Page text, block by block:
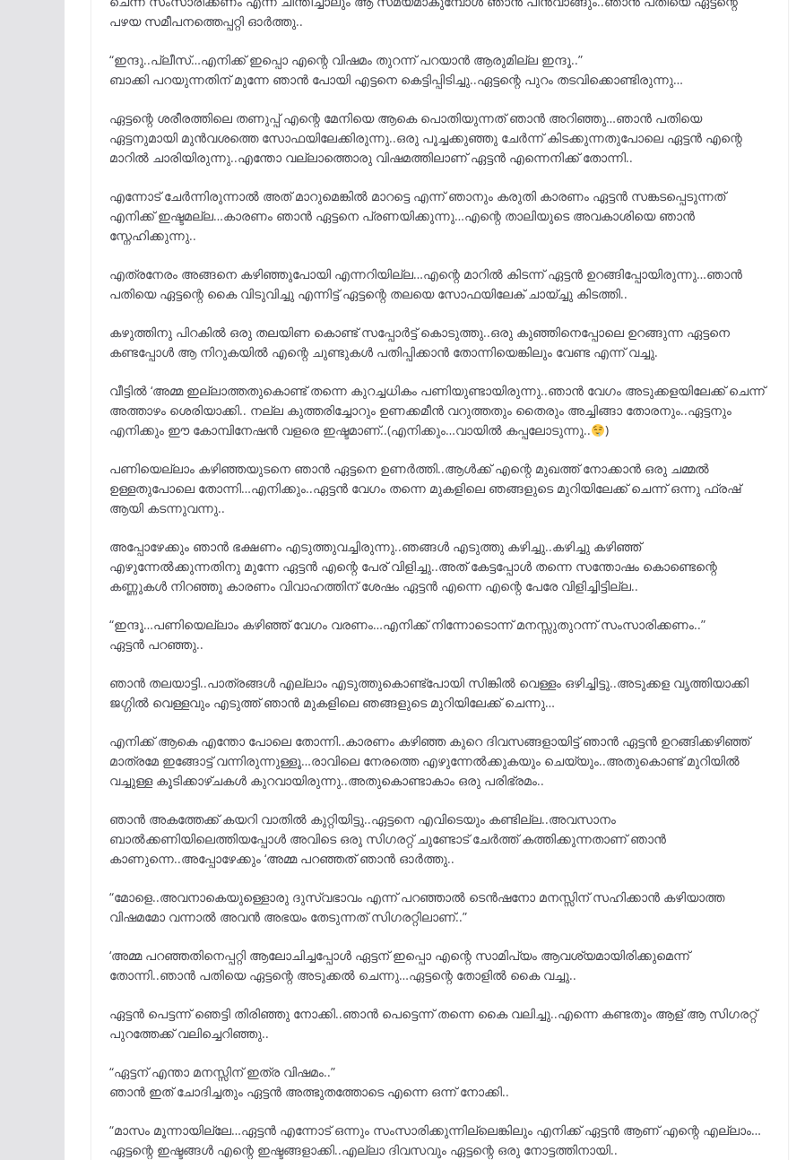
പഴയ സമീപനത്തെപ്പറ്റി ഓർത്തു..
“ഇന്ദു..പ്ലീസ്…എനിക്ക് ഇപ്പൊ എന്റെ വിഷമം തുറന്ന് പറയാൻ ആരുമില്ല ഇന്ദൂ..”
ബാക്കി പറയുന്നതിന് മുന്നേ ഞാൻ പോയി എട്ടനെ കെട്ടിപ്പിടിച്ചു..ഏട്ടന്റെ പുറം തടവിക്കൊണ്ടിരുന്നു…
ഏട്ടന്റെ ശരീരത്തിലെ തണുപ്പ് എന്റെ മേനിയെ ആകെ പൊതിയുന്നത് ഞാൻ അറിഞ്ഞു…ഞാൻ പതിയെ
ഏട്ടനുമായി മുൻവശത്തെ സോഫയിലേക്കിരുന്നു..ഒരു പൂച്ചക്കുഞ്ഞു ചേർന്ന് കിടക്കുന്നതുപോലെ ഏട്ടൻ എന്റെ
മാറിൽ ചാരിയിരുന്നു..എന്തോ വല്ലാത്തൊരു വിഷമത്തിലാണ് ഏട്ടൻ എന്നെനിക്ക് തോന്നി..
എന്നോട് ചേർന്നിരുന്നാൽ അത് മാറുമെങ്കിൽ മാറട്ടെ എന്ന് ഞാനും കരുതി കാരണം ഏട്ടൻ സങ്കടപ്പെടുന്നത്
എനിക്ക് ഇഷ്ടമല്ല…കാരണം ഞാൻ ഏട്ടനെ പ്രണയിക്കുന്നു…എന്റെ താലിയുടെ അവകാശിയെ ഞാൻ
സ്നേഹിക്കുന്നു..
എത്രനേരം അങ്ങനെ കഴിഞ്ഞുപോയി എന്നറിയില്ല…എന്റെ മാറിൽ കിടന്ന് ഏട്ടൻ ഉറങ്ങിപ്പോയിരുന്നു…ഞാൻ
പതിയെ ഏട്ടന്റെ കൈ വിടുവിച്ചു എന്നിട്ട് ഏട്ടന്റെ തലയെ സോഫയിലേക് ചായ്ച്ചു കിടത്തി..
കഴുത്തിനു പിറകിൽ ഒരു തലയിണ കൊണ്ട് സപ്പോർട്ട് കൊടുത്തു..ഒരു കുഞ്ഞിനെപ്പോലെ ഉറങ്ങുന്ന ഏട്ടനെ
കണ്ടപ്പോൾ ആ നിറുകയിൽ എന്റെ ചുണ്ടുകൾ പതിപ്പിക്കാൻ തോന്നിയെങ്കിലും വേണ്ട എന്ന് വച്ചു.
വീട്ടിൽ ‘അമ്മ ഇല്ലാത്തതുകൊണ്ട് തന്നെ കുറച്ചധികം പണിയുണ്ടായിരുന്നു..ഞാൻ വേഗം അടുക്കളയിലേക്ക് ചെന്ന്
അത്താഴം ശെരിയാക്കി.. നല്ല കുത്തരിച്ചോറും ഉണക്കമീൻ വറുത്തതും തൈരും അച്ചിങ്ങാ തോരനും..ഏട്ടനും
എനിക്കും ഈ കോമ്പിനേഷൻ വളരെ ഇഷ്ടമാണ്..(എനിക്കും…വായിൽ കപ്പലോടുന്നു..
)
പണിയെല്ലാം കഴിഞ്ഞയുടനെ ഞാൻ ഏട്ടനെ ഉണർത്തി..ആൾക്ക് എന്റെ മുഖത്ത് നോക്കാൻ ഒരു ചമ്മൽ
ഉള്ളതുപോലെ തോന്നി…എനിക്കും..ഏട്ടൻ വേഗം തന്നെ മുകളിലെ ഞങ്ങളുടെ മുറിയിലേക്ക് ചെന്ന് ഒന്നു ഫ്രഷ്
ആയി കടന്നുവന്നു..
അപ്പോഴേക്കും ഞാൻ ഭക്ഷണം എടുത്തുവച്ചിരുന്നു..ഞങ്ങൾ എടുത്തു കഴിച്ചു..കഴിച്ചു കഴിഞ്ഞ്
എഴുന്നേൽക്കുന്നതിനു മുന്നേ ഏട്ടൻ എന്റെ പേര് വിളിച്ചു..അത് കേട്ടപ്പോൾ തന്നെ സന്തോഷം കൊണ്ടെന്റെ
കണ്ണുകൾ നിറഞ്ഞു കാരണം വിവാഹത്തിന് ശേഷം ഏട്ടൻ എന്നെ എന്റെ പേരേ വിളിച്ചിട്ടില്ല..
“ഇന്ദൂ…പണിയെല്ലാം കഴിഞ്ഞ് വേഗം വരണം…എനിക്ക് നിന്നോടൊന്ന് മനസ്സുതുറന്ന് സംസാരിക്കണം..”
ഏട്ടൻ പറഞ്ഞു..
ഞാൻ തലയാട്ടി..പാത്രങ്ങൾ എല്ലാം എടുത്തുകൊണ്ട്‌പോയി സിങ്കിൽ വെള്ളം ഒഴിച്ചിട്ടു..അടുക്കള വൃത്തിയാക്കി
ജഗ്ഗിൽ വെള്ളവും എടുത്ത് ഞാൻ മുകളിലെ ഞങ്ങളുടെ മുറിയിലേക്ക് ചെന്നു…
എനിക്ക് ആകെ എന്തോ പോലെ തോന്നി..കാരണം കഴിഞ്ഞ കുറെ ദിവസങ്ങളായിട്ട് ഞാൻ ഏട്ടൻ ഉറങ്ങിക്കഴിഞ്ഞ്
മാത്രമേ ഇങ്ങോട്ട് വന്നിരുന്നുള്ളൂ…രാവിലെ നേരത്തെ എഴുന്നേൽക്കുകയും ചെയ്യും..അതുകൊണ്ട് മുറിയിൽ
വച്ചുള്ള കൂടിക്കാഴ്ചകൾ കുറവായിരുന്നു..അതുകൊണ്ടാകാം ഒരു പരിഭ്രമം..
ഞാൻ അകത്തേക്ക് കയറി വാതിൽ കുറ്റിയിട്ടു..ഏട്ടനെ എവിടെയും കണ്ടില്ല..അവസാനം
ബാൽക്കണിയിലെത്തിയപ്പോൾ അവിടെ ഒരു സിഗരറ്റ് ചുണ്ടോട് ചേർത്ത് കത്തിക്കുന്നതാണ് ഞാൻ
കാണുന്നെ..അപ്പോഴേക്കും ‘അമ്മ പറഞ്ഞത് ഞാൻ ഓർത്തു..
“മോളെ..അവനാകെയുള്ളൊരു ദുസ്വഭാവം എന്ന് പറഞ്ഞാൽ ടെൻഷനോ മനസ്സിന് സഹിക്കാൻ കഴിയാത്ത
വിഷമമോ വന്നാൽ അവൻ അഭയം തേടുന്നത് സിഗരറ്റിലാണ്..”
‘അമ്മ പറഞ്ഞതിനെപ്പറ്റി ആലോചിച്ചപ്പോൾ ഏട്ടന് ഇപ്പൊ എന്റെ സാമിപ്യം ആവശ്യമായിരിക്കുമെന്ന്
തോന്നി..ഞാൻ പതിയെ ഏട്ടന്റെ അടുക്കൽ ചെന്നു…ഏട്ടന്റെ തോളിൽ കൈ വച്ചു..
ഏട്ടൻ പെട്ടന്ന് ഞെട്ടി തിരിഞ്ഞു നോക്കി..ഞാൻ പെട്ടെന്ന് തന്നെ കൈ വലിച്ചു..എന്നെ കണ്ടതും ആള് ആ സിഗരറ്റ്
പുറത്തേക്ക് വലിച്ചെറിഞ്ഞു..
“ഏട്ടന് എന്താ മനസ്സിന് ഇത്ര വിഷമം..”
ഞാൻ ഇത് ചോദിച്ചതും ഏട്ടൻ അത്ഭുതത്തോടെ എന്നെ ഒന്ന് നോക്കി..
“മാസം മൂന്നായില്ലേ…ഏട്ടൻ എന്നോട് ഒന്നും സംസാരിക്കുന്നില്ലെങ്കിലും എനിക്ക് ഏട്ടൻ ആണ് എന്റെ എല്ലാം…
ഏട്ടന്റെ ഇഷ്ടങ്ങൾ എന്റെ ഇഷ്ടങ്ങളാക്കി..എല്ലാ ദിവസവും ഏട്ടന്റെ ഒരു നോട്ടത്തിനായി..